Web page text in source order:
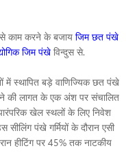
काम करने के बजायजिम छत पंखे
जिम पंखेविन्दुस से.
में स्थापित बड़े वाणिज्यिक छत पंखे
की लागत के एक अंश पर संचालित
खेल स्थलों के लिए निवेश
सीलिंग पंखे गर्मियों के दौरान एसी
हीटिंग पर 45% तक नाटकीय